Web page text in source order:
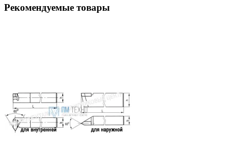
Рекомендуемые товары